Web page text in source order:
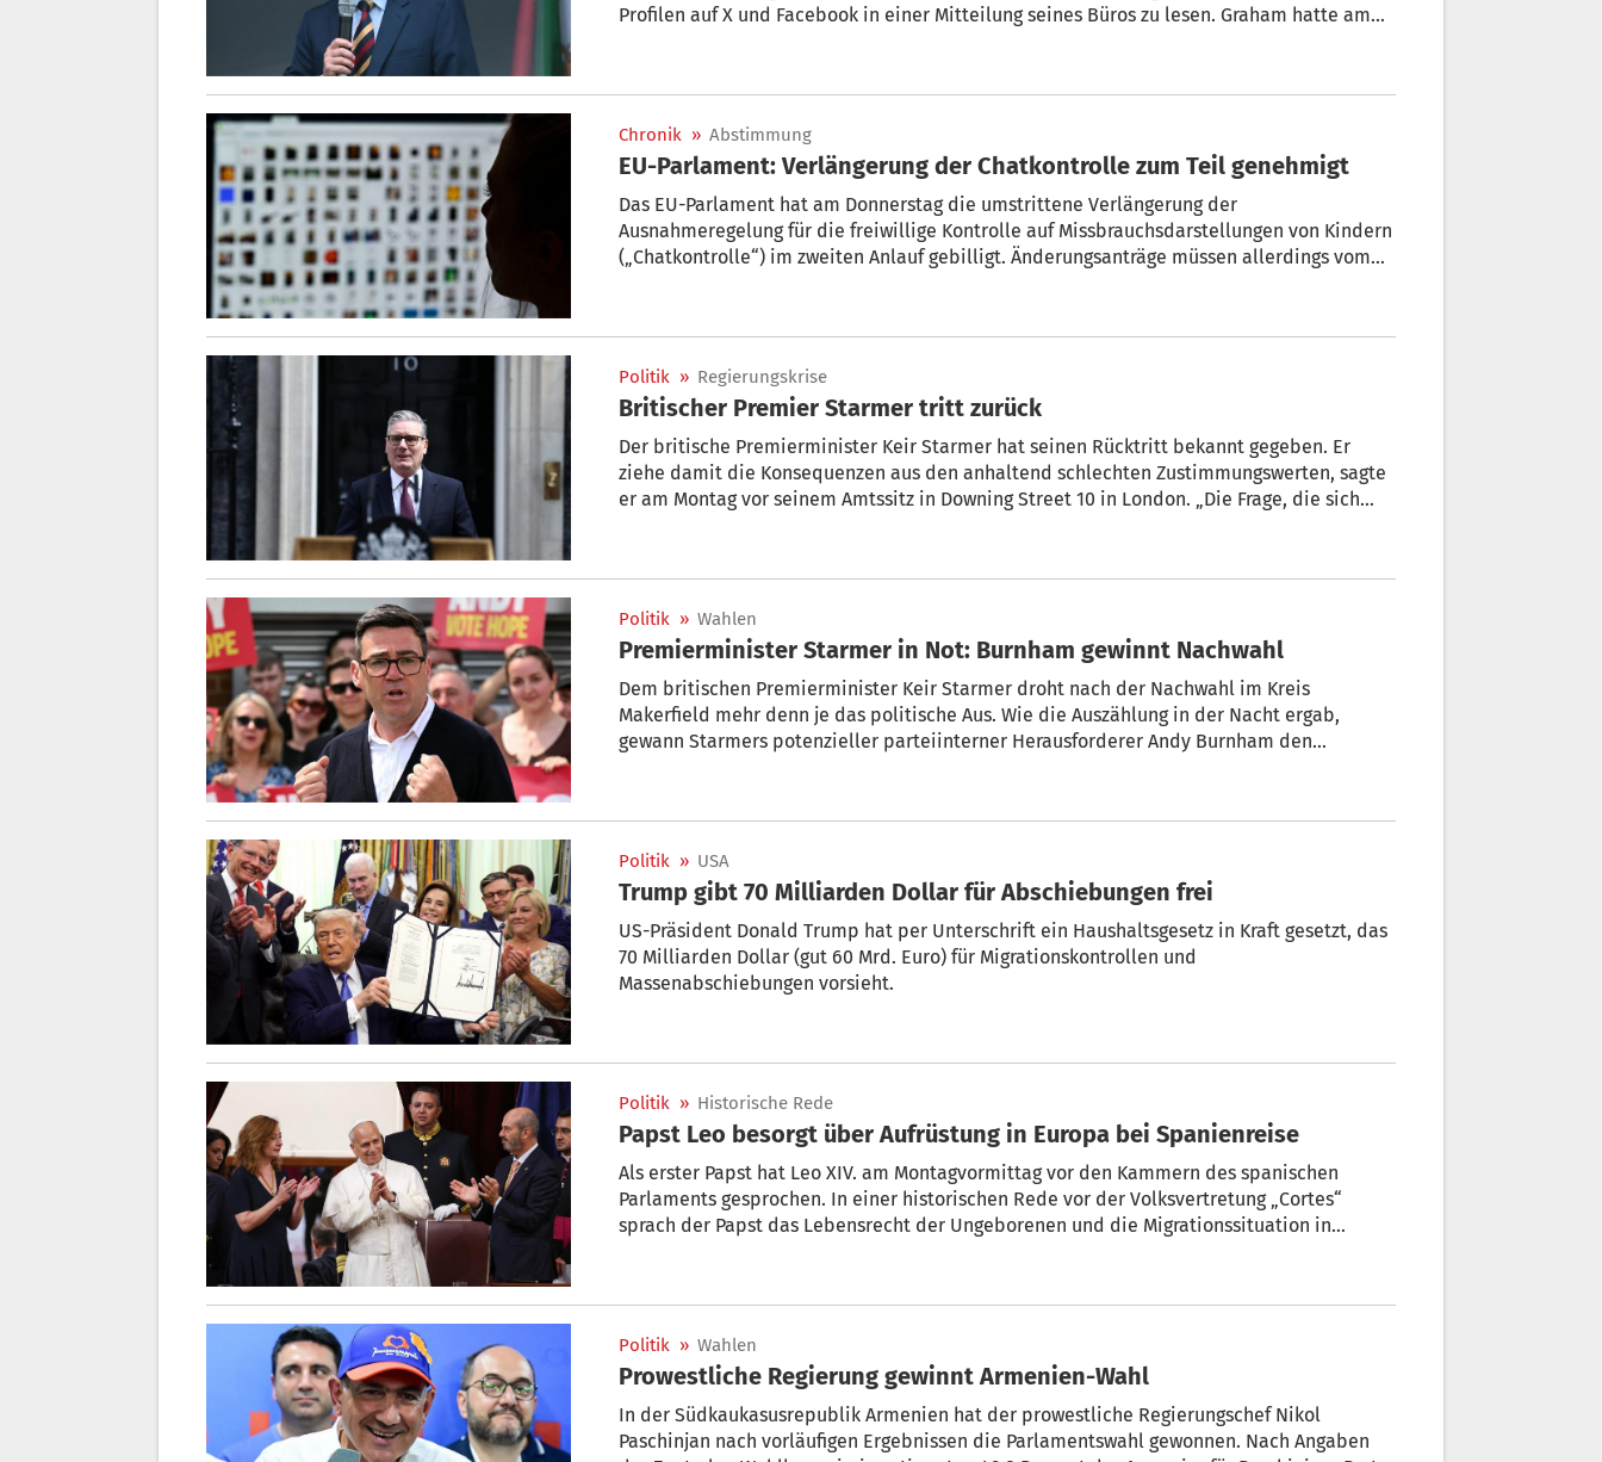
Profilen auf X und Facebook in einer Mitteilung seines Büros zu lesen. Graham hatte am
Chronik » Abstimmung
EU-Parlament: Verlängerung der Chatkontrolle zum Teil genehmigt
Das EU-Parlament hat am Donnerstag die umstrittene Verlängerung der
Ausnahmeregelung für die freiwillige Kontrolle auf Missbrauchsdarstellungen von Kindern
(„Chatkontrolle“) im zweiten Anlauf gebilligt. Änderungsanträge müssen allerdings vom
Politik » Regierungskrise
Britischer Premier Starmer tritt zurück
Der britische Premierminister Keir Starmer hat seinen Rücktritt bekannt gegeben. Er
ziehe damit die Konsequenzen aus den anhaltend schlechten Zustimmungswerten, sagte
er am Montag vor seinem Amtssitz in Downing Street 10 in London. „Die Frage, die sich
und nehme diese Antwort mit Würde entgegen“, sagte er.
Politik » Wahlen
Premierminister Starmer in Not: Burnham gewinnt Nachwahl
Dem britischen Premierminister Keir Starmer droht nach der Nachwahl im Kreis
Makerfield mehr denn je das politische Aus. Wie die Auszählung in der Nacht ergab,
gewann Starmers potenzieller parteiinterner Herausforderer Andy Burnham den
an der Labour-Spitze ablösen.
Politik » USA
Trump gibt 70 Milliarden Dollar für Abschiebungen frei
US-Präsident Donald Trump hat per Unterschrift ein Haushaltsgesetz in Kraft gesetzt, das
70 Milliarden Dollar (gut 60 Mrd. Euro) für Migrationskontrollen und
Massenabschiebungen vorsieht.
Politik » Historische Rede
Papst Leo besorgt über Aufrüstung in Europa bei Spanienreise
Als erster Papst hat Leo XIV. am Montagvormittag vor den Kammern des spanischen
Parlaments gesprochen. In einer historischen Rede vor der Volksvertretung „Cortes“
sprach der Papst das Lebensrecht der Ungeborenen und die Migrationssituation in
Politik » Wahlen
Prowestliche Regierung gewinnt Armenien-Wahl
In der Südkaukasusrepublik Armenien hat der prowestliche Regierungschef Nikol
Paschinjan nach vorläufigen Ergebnissen die Parlamentswahl gewonnen. Nach Angaben